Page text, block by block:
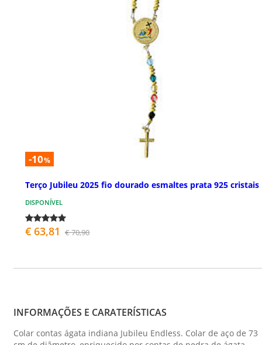
-10%
Terço Jubileu 2025 fio dourado esmaltes prata 925 cristais
DISPONÍVEL
€ 63,81 € 70,90
INFORMAÇÕES E CARATERÍSTICAS
Colar contas ágata indiana Jubileu Endless. Colar de aço de 73